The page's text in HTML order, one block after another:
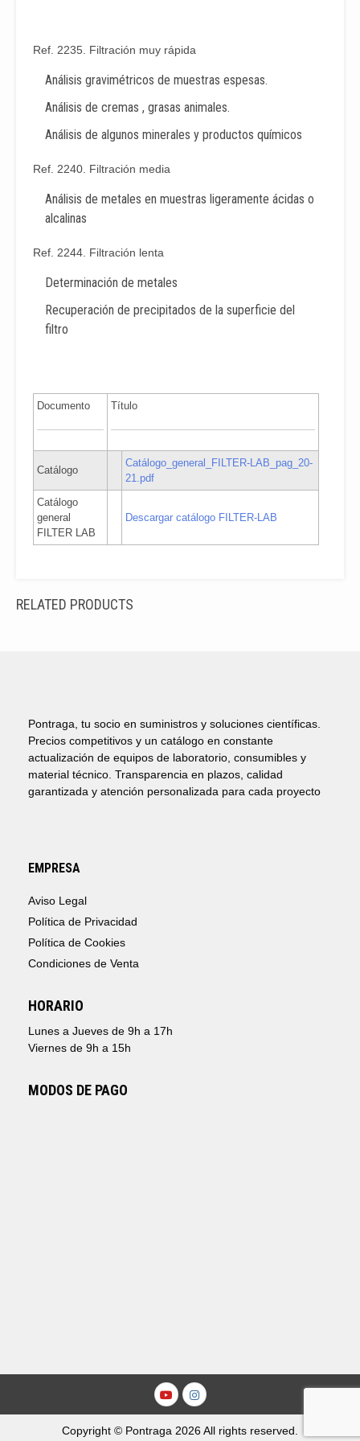
Ref. 2235. Filtración muy rápida
Análisis gravimétricos de muestras espesas.
Análisis de cremas , grasas animales.
Análisis de algunos minerales y productos químicos
Ref. 2240. Filtración media
Análisis de metales en muestras ligeramente ácidas o
alcalinas
Ref. 2244. Filtración lenta
Determinación de metales
Recuperación de precipitados de la superficie del
filtro
Documento Título
Catálogo
Catálogo_general_FILTER-LAB_pag_20-
21.pdf
Catálogo
general
FILTER LAB
Descargar catálogo FILTER-LAB
RELATED PRODUCTS
Pontraga, tu socio en suministros y soluciones científicas.
Precios competitivos y un catálogo en constante
actualización de equipos de laboratorio, consumibles y
material técnico. Transparencia en plazos, calidad
garantizada y atención personalizada para cada proyecto
EMPRESA
Aviso Legal
Política de Privacidad
Política de Cookies
Condiciones de Venta
HORARIO
Lunes a Jueves de 9h a 17h
Viernes de 9h a 15h
MODOS DE PAGO
Youtube
Instagram
Copyright © Pontraga 2026 All rights reserved.